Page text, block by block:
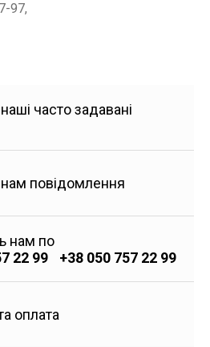
97,
часто задавані
нам повідомлення
нам по
22 99
+38 050 757 22 99
оплата